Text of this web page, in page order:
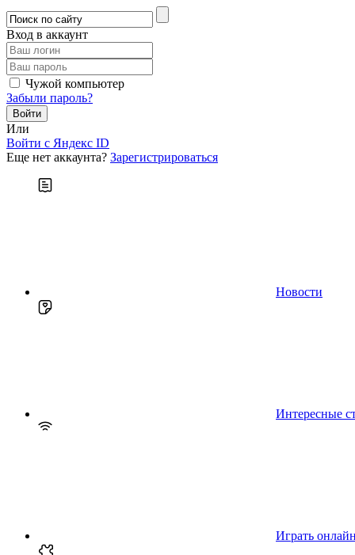
Вход в аккаунт
Чужой компьютер
Забыли пароль?
Или
Войти c Яндекс ID
Еще нет аккаунта? Зарегистрироваться
Новости
Интересные
Играть онлайн